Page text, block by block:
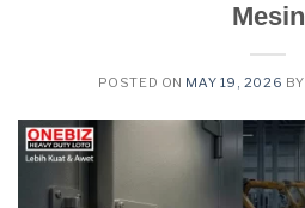
Mesin
POSTED ON MAY 19, 2026 BY